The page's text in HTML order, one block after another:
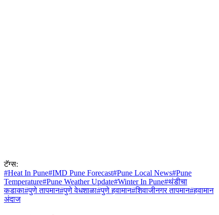
टॅग्स:
#Heat In Pune#IMD Pune Forecast#Pune Local News#Pune
Temperature#Pune Weather Update#Winter In Pune#थंडीचा
कडाका#पुणे तापमान#पुणे वेधशाळा#पुणे हवामान#शिवाजीनगर तापमान#हवामान
अंदाज